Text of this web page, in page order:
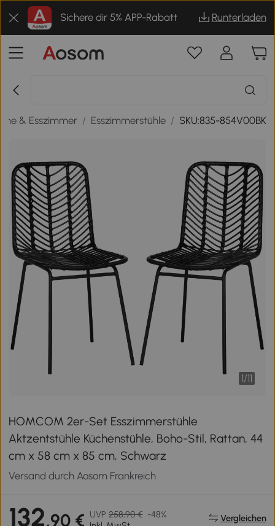
Sichere dir 5% APP-Rabatt Runterladen
& Esszimmer / Esszimmerstühle / SKU:835-854V00BK
1/11
HOMCOM 2er-Set Esszimmerstühle
Aktzentstühle Küchenstühle, Boho-Stil, Rattan, 44
cm x 58 cm x 85 cm, Schwarz
Versand durch Aosom Frankreich
132,90 € UVP 258,90 € -48%
Vergleichen